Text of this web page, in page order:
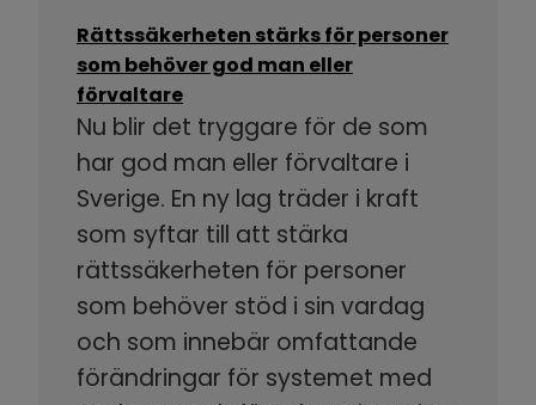
Rättssäkerheten stärks för personer
som behöver god man eller
förvaltare
Nu blir det tryggare för de som
har god man eller förvaltare i
Sverige. En ny lag träder i kraft
som syftar till att stärka
rättssäkerheten för personer
som behöver stöd i sin vardag
och som innebär omfattande
förändringar för systemet med